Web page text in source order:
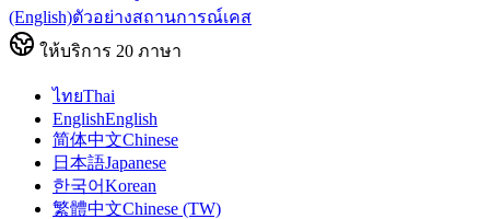
(English)ตัวอย่างสถานการณ์เคส
ให้บริการ 20 ภาษา
ไทยThai
EnglishEnglish
简体中文Chinese
日本語Japanese
한국어Korean
繁體中文Chinese (TW)